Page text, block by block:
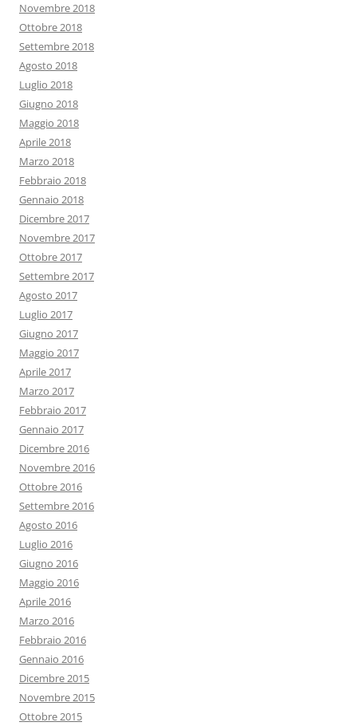
Novembre 2018
Ottobre 2018
Settembre 2018
Agosto 2018
Luglio 2018
Giugno 2018
Maggio 2018
Aprile 2018
Marzo 2018
Febbraio 2018
Gennaio 2018
Dicembre 2017
Novembre 2017
Ottobre 2017
Settembre 2017
Agosto 2017
Luglio 2017
Giugno 2017
Maggio 2017
Aprile 2017
Marzo 2017
Febbraio 2017
Gennaio 2017
Dicembre 2016
Novembre 2016
Ottobre 2016
Settembre 2016
Agosto 2016
Luglio 2016
Giugno 2016
Maggio 2016
Aprile 2016
Marzo 2016
Febbraio 2016
Gennaio 2016
Dicembre 2015
Novembre 2015
Ottobre 2015